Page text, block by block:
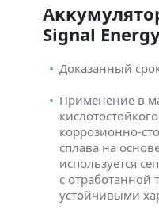
Signal
Доказанный
Применение в
коррозионно-
сплава на
используется
с отработанной
устойчивыми